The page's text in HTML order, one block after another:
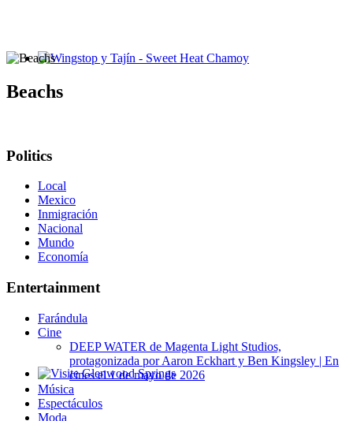
Glenwood Springs - Bello y Encantador
Beachs
Politics
Local
Mexico
Inmigración
Nacional
Mundo
Economía
Entertainment
Farándula
Cine
DEEP WATER de Magenta Light Studios,
protagonizada por Aaron Eckhart y Ben Kingsley | En
cines el 1 de mayo de 2026
Música
Espectáculos
Moda